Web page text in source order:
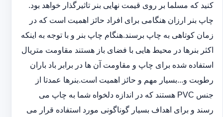
کنید که مسلما بر روی قیمت نهایی بنر تاثیرگذار خواهد بود.
چاپ بنر ارزان هنگامی برای افراد حائز اهمیت است که در
زمان کوتاهی به چاپ برسند.هنگام چاپ بنر و با توجه به اینکه
اکثر بنرها در محیط هایی با فضای باز هستند مقاومت متریال
استفاده شده برای چاپ و مقاومت آن ها در برابر باد باران
رطوبت و...بسیار مهم و حائز اهمیت است.بنرها عمدتا از
جنس PVC هستند که در اندازه دلخواه شما به چاپ می
رسند و برای اهداف بسیار گوناگونی مورد استفاده قرار می